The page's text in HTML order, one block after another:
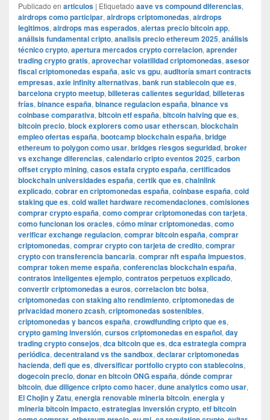
Publicado en articulos | Etiquetado aave vs compound diferencias,
airdrops como participar, airdrops criptomonedas, airdrops
legitimos, airdrops mas esperados, alertas precio bitcoin app,
análisis fundamental cripto, analisis precio ethereum 2025, análisis
técnico crypto, apertura mercados crypto correlacion, aprender
trading crypto gratis, aprovechar volatilidad criptomonedas, asesor
fiscal criptomonedas españa, asic vs gpu, auditoría smart contracts
empresas, axie infinity alternativas, bank run stablecoin que es,
barcelona crypto meetup, billeteras calientes seguridad, billeteras
frías, binance españa, binance regulacion españa, binance vs
coinbase comparativa, bitcoin etf españa, bitcoin halving que es,
bitcoin precio, block explorers como usar etherscan, blockchain
empleo ofertas españa, bootcamp blockchain españa, bridge
ethereum to polygon como usar, bridges riesgos seguridad, broker
vs exchange diferencias, calendario cripto eventos 2025, carbon
offset crypto mining, casos estafa crypto españa, certificados
blockchain universidades españa, certik que es, chainlink
explicado, cobrar en criptomonedas españa, coinbase españa, cold
staking que es, cold wallet hardware recomendaciones, comisiones
comprar crypto españa, como comprar criptomonedas con tarjeta,
como funcionan los oracles, cómo minar criptomonedas, como
verificar exchange regulacion, comprar bitcoin españa, comprar
criptomonedas, comprar crypto con tarjeta de credito, comprar
crypto con transferencia bancaria, comprar nft españa impuestos,
comprar token meme españa, conferencias blockchain españa,
contratos inteligentes ejemplo, contratos perpetuos explicado,
convertir criptomonedas a euros, correlacion btc bolsa,
criptomonedas con staking alto rendimiento, criptomonedas de
privacidad monero zcash, criptomonedas sostenibles,
criptomonedas y bancos españa, crowdfunding cripto que es,
crypto gaming inversión, cursos criptomonedas en español, day
trading crypto consejos, dca bitcoin que es, dca estrategia compra
periódica, decentraland vs the sandbox, declarar criptomonedas
hacienda, defi que es, diversificar portfolio crypto con stablecoins,
dogecoin precio, donar en bitcoin ONG españa, dónde comprar
bitcoin, due diligence cripto como hacer, dune analytics como usar,
El Chojin y Zatu, energia renovable mineria bitcoin, energia y
mineria bitcoin impacto, estrategias inversión crypto, etf bitcoin